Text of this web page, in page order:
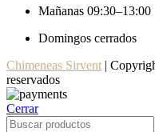
Mañanas 09:30–13:00
Domingos cerrados
Chimeneas Sirvent|
reservados
Cerrar